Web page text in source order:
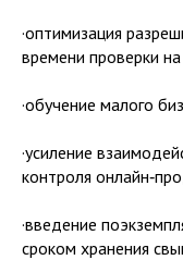
·оптимизация
времени проверки на
·обучение малого
·усиление
контроля
·введение
сроком хранения